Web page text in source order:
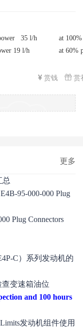
35 l/h
at
19 l/h at 60%
赏钱 赏
更多
总
95-000-000 Plug
Plug Connectors
C）系列发动机的
查变速箱油位
and 100 hours
Limits发动机组件使用